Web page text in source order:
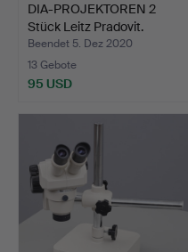
DIA-PROJEKTOREN 2
Stück Leitz Pradovit.
Beendet 5. Dez 2020
13 Gebote
95 USD